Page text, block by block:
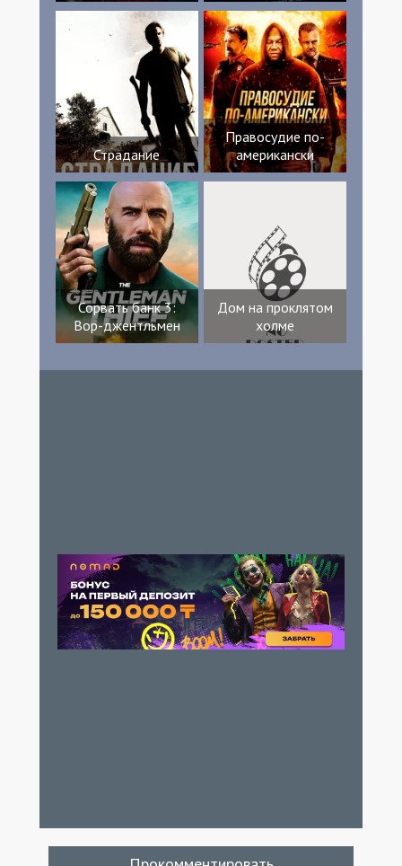
Страдание
Правосудие по-
американски
Сорвать банк 3:
Вор-джентльмен
Дом на проклятом
холме